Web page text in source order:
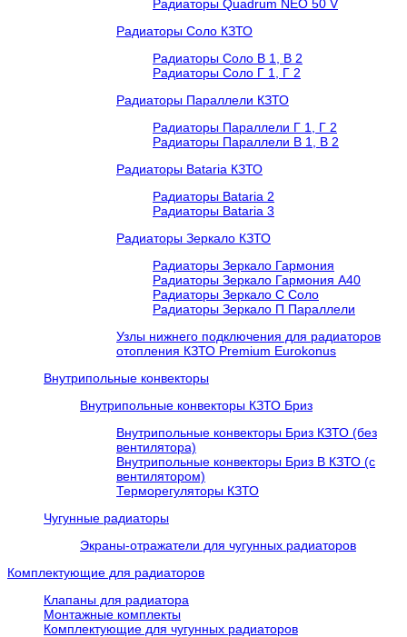
Радиаторы Quadrum NEO 50 V
Радиаторы Соло КЗТО
Радиаторы Соло В 1, В 2
Радиаторы Соло Г 1, Г 2
Радиаторы Параллели КЗТО
Радиаторы Параллели Г 1, Г 2
Радиаторы Параллели В 1, В 2
Радиаторы Bataria КЗТО
Радиаторы Bataria 2
Радиаторы Bataria 3
Радиаторы Зеркало КЗТО
Радиаторы Зеркало Гармония
Радиаторы Зеркало Гармония А40
Радиаторы Зеркало С Соло
Радиаторы Зеркало П Параллели
Узлы нижнего подключения для радиаторов
отопления КЗТО Premium Eurokonus
Внутрипольные конвекторы
Внутрипольные конвекторы КЗТО Бриз
Внутрипольные конвекторы Бриз КЗТО (без
вентилятора)
Внутрипольные конвекторы Бриз В КЗТО (с
вентилятором)
Терморегуляторы КЗТО
Чугунные радиаторы
Экраны-отражатели для чугунных радиаторов
Комплектующие для радиаторов
Клапаны для радиатора
Монтажные комплекты
Комплектующие для чугунных радиаторов